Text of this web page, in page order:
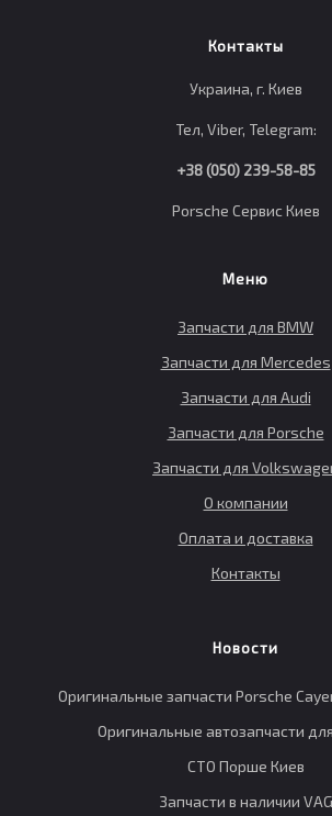
Контакты
Украина, г. Киев
Тел, Viber, Telegram:
+38 (050) 239-58-85
Porsche Сервис Киев
Меню
Запчасти для BMW
Запчасти для Mercedes
Запчасти для Audi
Запчасти для Porsche
Запчасти для
О компании
Оплата и доставка
Контакты
Новости
Оригинальные запчасти Porsche
Оригинальные автозапчасти
СТО Порше Киев
Запчасти в наличии VAG